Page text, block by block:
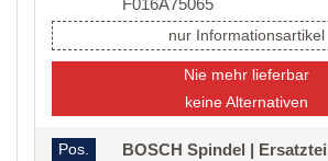
F016A75065
nur Informationsartikel
Nie mehr lieferbar
keine Alternativen
Pos.
BOSCH Spindel |